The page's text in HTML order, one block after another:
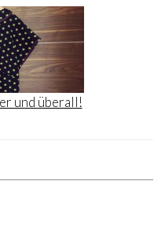
und überall!